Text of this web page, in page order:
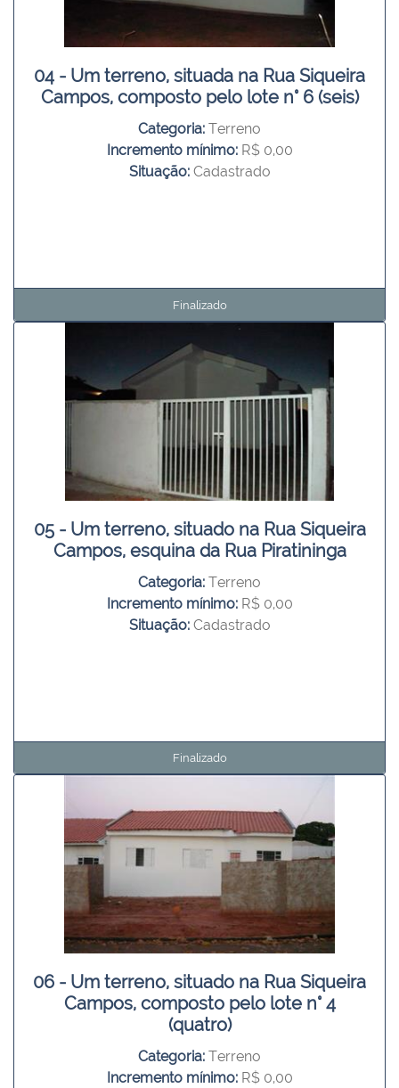
04 - Um terreno, situada na Rua Siqueira
Campos, composto pelo lote n° 6 (seis)
Categoria: Terreno
Incremento mínimo: R$ 0,00
Situação: Cadastrado
Finalizado
05 - Um terreno, situado na Rua Siqueira
Campos, esquina da Rua Piratininga
Categoria: Terreno
Incremento mínimo: R$ 0,00
Situação: Cadastrado
Finalizado
06 - Um terreno, situado na Rua Siqueira
Campos, composto pelo lote n° 4
(quatro)
Categoria: Terreno
Incremento mínimo: R$ 0,00